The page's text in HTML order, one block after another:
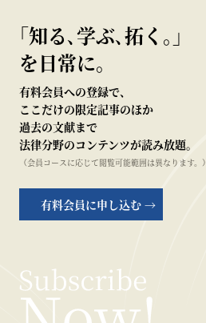
｢知る､学ぶ､拓く｡｣
を日常に。
有料会員への登録で、
ここだけの限定記事のほか
過去の文献まで
法律分野のコンテンツが読み放題。
（会員コースに応じて閲覧可能範囲は異なります。）
有料会員に申し込む →